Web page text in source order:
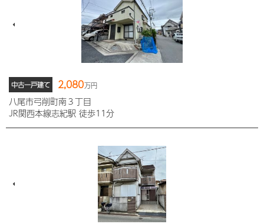
中古一戸建て 2,080万円
八尾市弓削町南３丁目
JR関西本線志紀駅 徒歩11分